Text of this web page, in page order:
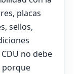
placas
sellos,
no debe
porque